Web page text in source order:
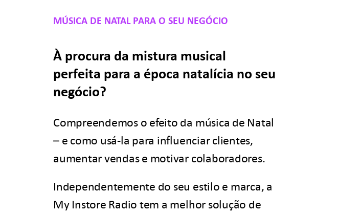
MÚSICA DE NATAL PARA O SEU NEGÓCIO
À procura da mistura musical
perfeita para a época natalícia no seu
negócio?
Compreendemos o efeito da música de Natal
– e como usá-la para influenciar clientes,
aumentar vendas e motivar colaboradores.
Independentemente do seu estilo e marca, a
My Instore Radio tem a melhor solução de